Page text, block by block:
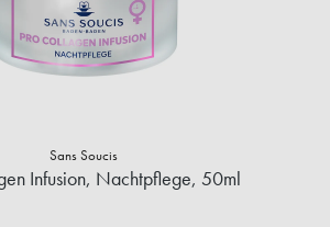
Sans Soucis
Infusion, Nachtpflege, 50ml